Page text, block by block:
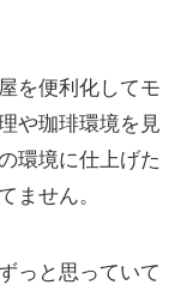
を便利化してモ
や珈琲環境を見
環境に仕上げた
ません。
っと思っていて